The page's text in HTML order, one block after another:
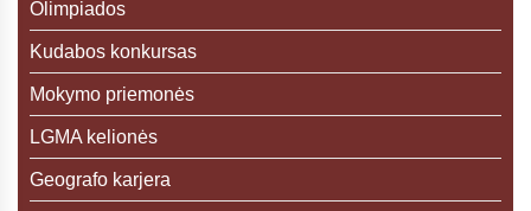
Olimpiados
Kudabos konkursas
Mokymo priemonės
LGMA kelionės
Geografo karjera